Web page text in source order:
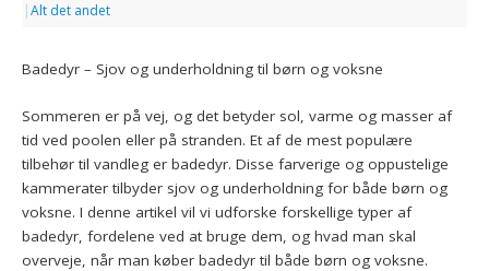
|Alt det andet
Badedyr – Sjov og underholdning til børn og voksne
Sommeren er på vej, og det betyder sol, varme og masser af
tid ved poolen eller på stranden. Et af de mest populære
tilbehør til vandleg er badedyr. Disse farverige og oppustelige
kammerater tilbyder sjov og underholdning for både børn og
voksne. I denne artikel vil vi udforske forskellige typer af
badedyr, fordelene ved at bruge dem, og hvad man skal
overveje, når man køber badedyr til både børn og voksne.